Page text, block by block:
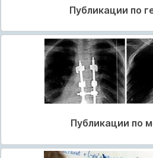
Публикации по
Публикации по